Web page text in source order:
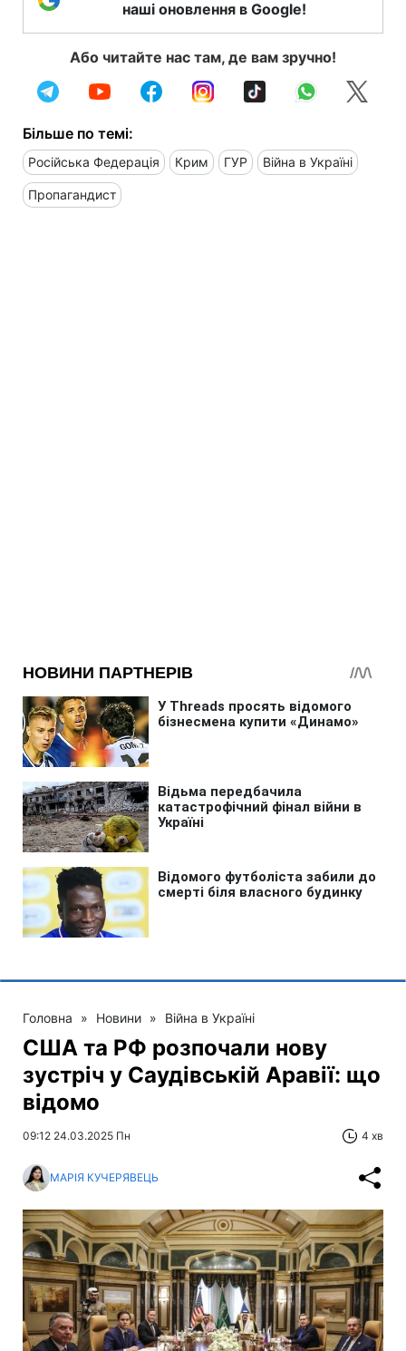
наші оновлення в Google!
Або читайте нас там, де вам зручно!
Більше по темі:
Російська Федерація Крим ГУР Війна в Україні
Пропагандист
Головна » Новини » Війна в Україні
США та РФ розпочали нову
зустріч у Саудівській Аравії: що
відомо
09:12 24.03.2025 Пн 4 хв
МАРІЯ КУЧЕРЯВЕЦЬ